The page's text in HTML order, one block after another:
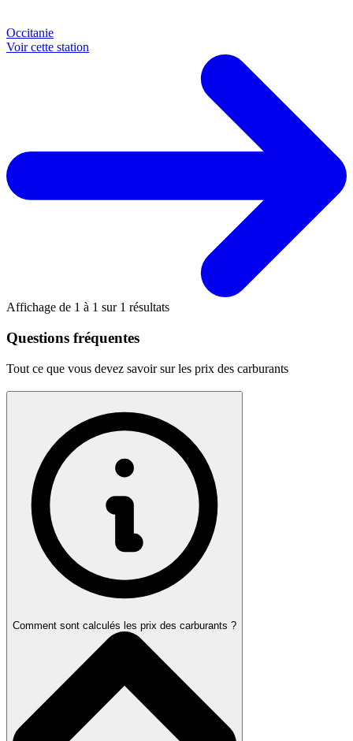
Occitanie
Voir cette station
Affichage de 1 à 1 sur 1 résultats
Questions fréquentes
Tout ce que vous devez savoir sur les prix des carburants
Comment sont calculés les prix des carburants ?